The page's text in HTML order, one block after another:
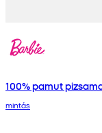
100% pamut
mintás